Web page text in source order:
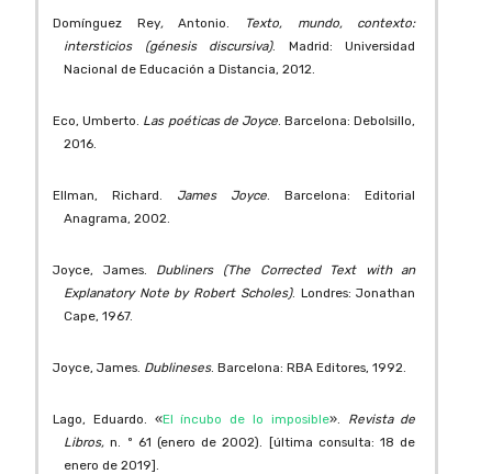
Domínguez Rey,Antonio.
Texto, mundo, contexto:
intersticios (génesis discursiva). Madrid: Universidad
Nacional de Educación a Distancia, 2012.
Eco, Umberto. Las poéticas de Joyce. Barcelona: Debolsillo,
2016.
Ellman, Richard. James Joyce. Barcelona: Editorial
Anagrama, 2002.
Joyce, James. Dubliners (The Corrected Text with an
Explanatory Note by Robert Scholes). Londres: Jonathan
Cape, 1967.
Joyce, James. Dublineses. Barcelona: RBA Editores, 1992.
Lago, Eduardo. «El íncubo de lo imposible».
Revista de
Libros,n. º 61 (enero de 2002). [última consulta: 18 de
enero de 2019].